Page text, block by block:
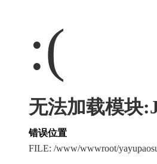
:(
无法加载模块
错误位置
FILE: /www/wwwroot/